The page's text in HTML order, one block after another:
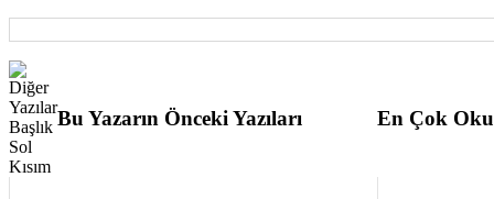
Bu Yazarın Önceki Yazıları En Çok